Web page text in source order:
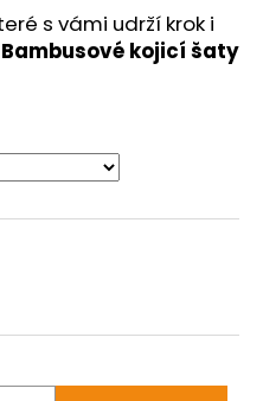
s vámi udrží krok i
Bambusové kojicí šaty